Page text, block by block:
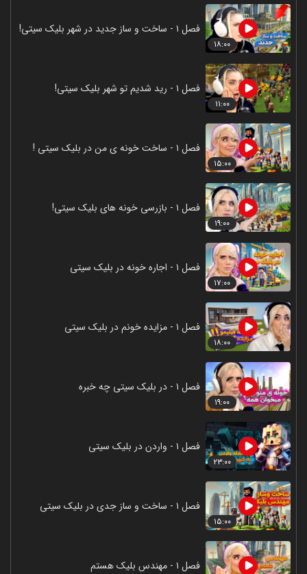
۱۸:۰۰
فصل ۱ - ساخت و ساز جدید در شهر بلیک سیتی!
۱۱:۰۰
فصل ۱ - رید شدیم تو شهر بلیک سیتی!
۱۵:۰۰
فصل ۱ - ساخت خونه ی من در بلیک سیتی !
۱۹:۰۰
فصل ۱ - بازرسی خونه های بلیک سیتی!
۱۷:۰۰
فصل ۱ - اجاره خونه در بلیک سیتی
۱۸:۰۰
فصل ۱ - مزایده خونم در بلیک سیتی
۱۹:۰۰
فصل ۱ - در بلیک سیتی چه خبره
۲۳:۰۰
فصل ۱ - واردن در بلیک سیتی
۱۵:۰۰
فصل ۱ - ساخت و ساز جدی در بلیک سیتی
فصل ۱ - مهندس بلیک هستم